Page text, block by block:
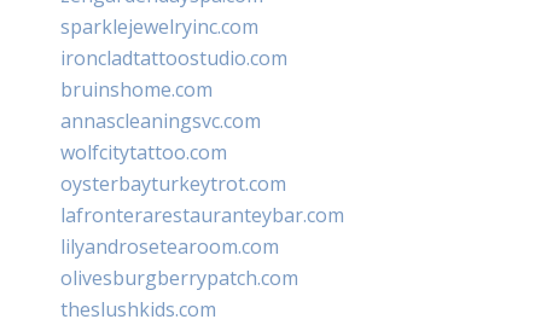
sparklejewelryinc.com
ironcladtattoostudio.com
bruinshome.com
annascleaningsvc.com
wolfcitytattoo.com
oysterbayturkeytrot.com
lafronterarestauranteybar.com
lilyandrosetearoom.com
olivesburgberrypatch.com
theslushkids.com